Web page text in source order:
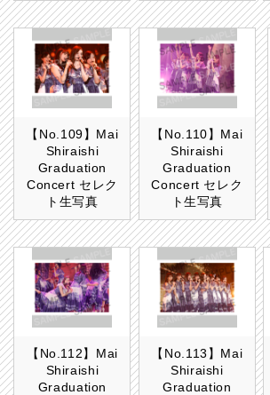
【No.109】Mai
Shiraishi
Graduation
Concert セレク
ト生写真
【No.110】Mai
Shiraishi
Graduation
Concert セレク
ト生写真
【No.112】Mai
Shiraishi
Graduation
【No.113】Mai
Shiraishi
Graduation